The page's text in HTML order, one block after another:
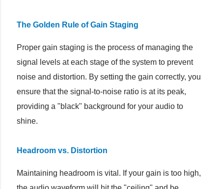
The Golden Rule of Gain Staging
Proper gain staging is the process of managing the
signal levels at each stage of the system to prevent
noise and distortion. By setting the gain correctly, you
ensure that the signal-to-noise ratio is at its peak,
providing a "black" background for your audio to
shine.
Headroom vs. Distortion
Maintaining headroom is vital. If your gain is too high,